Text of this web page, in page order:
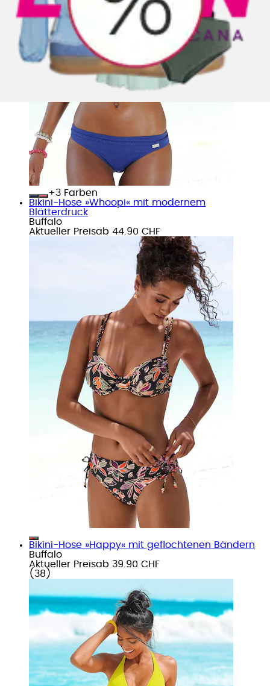
+
Farben
Bikini-Hose »Whoopi« mit modernem
Blätterdruck
Buffalo
Aktueller Preisab 44.90 CHF
Bikini-Hose »Happy« mit geflochtenen Bändern
Buffalo
Aktueller Preisab 39.90 CHF
( 38 )